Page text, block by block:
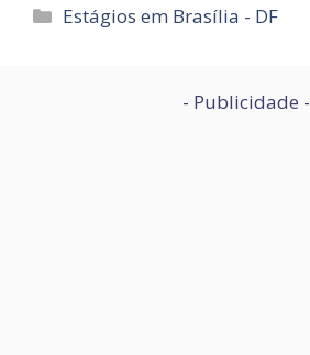
Categorias
Estágios em Brasília - DF
- Publicidade -